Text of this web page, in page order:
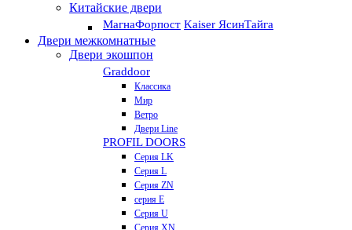
Китайские двери
МагнаФорпост Kaiser ЯсинТайга
Двери межкомнатные
Двери экошпон
Graddoor
Классика
Мир
Ветро
Двери Line
PROFIL DOORS
Серия LK
Серия L
Серия ZN
серия E
Серия U
Серия XN